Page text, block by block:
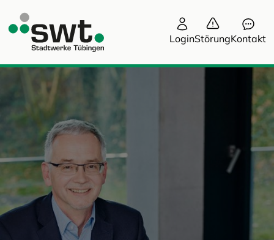
LoginStörungKontakt